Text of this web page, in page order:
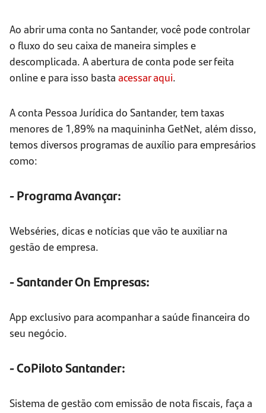
Ao abrir uma conta no Santander, você pode controlar
o fluxo do seu caixa de maneira simples e
descomplicada. A abertura de conta pode ser feita
online e para isso basta acessar aqui.
A conta Pessoa Jurídica do Santander, tem taxas
menores de 1,89% na maquininha GetNet, além disso,
temos diversos programas de auxílio para empresários
como:
- Programa Avançar:
Webséries, dicas e notícias que vão te auxiliar na
gestão de empresa.
- Santander On Empresas:
App exclusivo para acompanhar a saúde financeira do
seu negócio.
- CoPiloto Santander:
Sistema de gestão com emissão de nota fiscais, faça a